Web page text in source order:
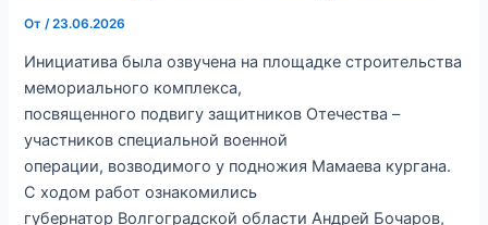
От /23.06.2026
Инициатива была озвучена на площадке строительства
мемориального комплекса,
посвященного подвигу защитников Отечества –
участников специальной военной
операции, возводимого у подножия Мамаева кургана.
С ходом работ ознакомились
губернатор Волгоградской области Андрей Бочаров,